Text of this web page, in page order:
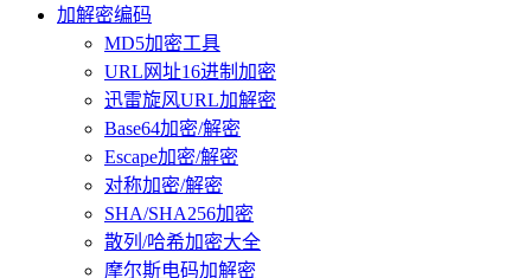
加解密编码
MD5加密工具
URL网址16进制加密
迅雷旋风URL加解密
Base64加密/解密
Escape加密/解密
对称加密/解密
SHA/SHA256加密
散列/哈希加密大全
摩尔斯电码加解密